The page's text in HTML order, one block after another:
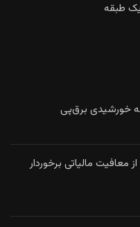
طبقه
خورشیدی برق‌پی
معافیت مالیاتی برخوردار